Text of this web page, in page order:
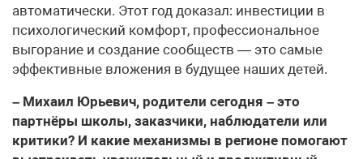
автоматически. Этот год доказал: инвестиции в
психологический комфорт, профессиональное
выгорание и создание сообществ — это самые
эффективные вложения в будущее наших детей.
– Михаил Юрьевич, родители сегодня – это
партнёры школы, заказчики, наблюдатели или
критики? И какие механизмы в регионе помогают